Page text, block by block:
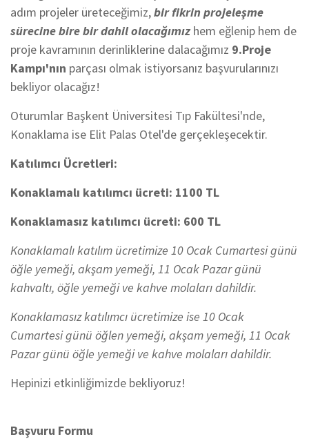
adım projeler üreteceğimiz,bir fikrin projeleşme
sürecine bire bir dahil olacağımızhem eğlenip hem de
proje kavramının derinliklerine dalacağımız 9.Proje
Kampı'nın parçası olmak istiyorsanız başvurularınızı
bekliyor olacağız!
Oturumlar Başkent Üniversitesi Tıp Fakültesi'nde,
Konaklama ise Elit Palas Otel'de gerçekleşecektir.
Katılımcı Ücretleri:
Konaklamalı katılımcı ücreti: 1100 TL
Konaklamasız katılımcı ücreti: 600 TL
Konaklamalı katılım ücretimize 10 Ocak Cumartesi günü
öğle yemeği, akşam yemeği, 11 Ocak Pazar günü
kahvaltı, öğle yemeği ve kahve molaları dahildir.
Konaklamasız katılımcı ücretimize ise 10 Ocak
Cumartesi günü öğlen yemeği, akşam yemeği, 11 Ocak
Pazar günü öğle yemeği ve kahve molaları dahildir.
Hepinizi etkinliğimizde bekliyoruz!
Başvuru Formu